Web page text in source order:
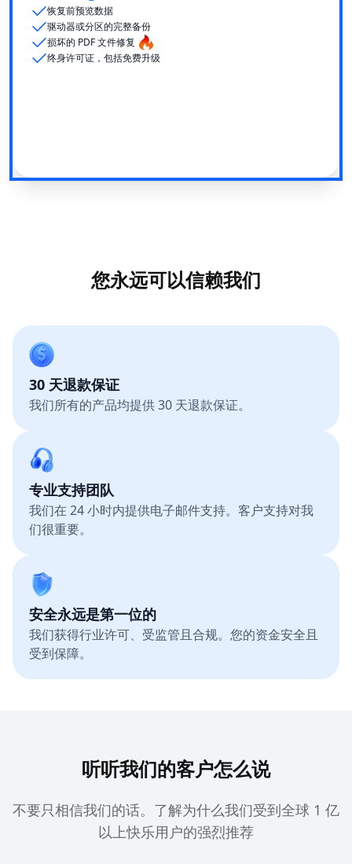
恢复前预览数据
驱动器或分区的完整备份
损坏的 PDF 文件修复
终身许可证，包括免费升级
您永远可以信赖我们
30 天退款保证
我们所有的产品均提供 30 天退款保证。
专业支持团队
我们在 24 小时内提供电子邮件支持。客户支持对我
们很重要。
安全永远是第一位的
我们获得行业许可、受监管且合规。您的资金安全且
受到保障。
听听我们的客户怎么说
不要只相信我们的话。了解为什么我们受到全球 1 亿
以上快乐用户的强烈推荐